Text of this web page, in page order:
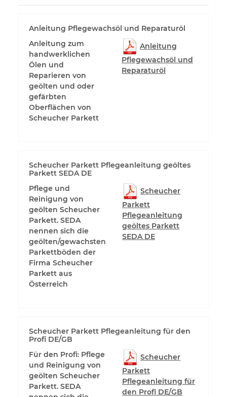
Anleitung Pflegewachsöl und Reparaturöl
Anleitung zum
handwerklichen
Ölen und
Reparieren von
geölten und oder
gefärbten
Oberflächen von
Scheucher Parkett
Anleitung
Pflegewachsöl und
Reparaturöl
Scheucher Parkett Pflegeanleitung geöltes
Parkett SEDA DE
Pflege und
Reinigung von
geölten Scheucher
Parkett. SEDA
nennen sich die
geölten/gewachsten
Parkettböden der
Firma Scheucher
Parkett aus
Österreich
Scheucher
Parkett
Pflegeanleitung
geöltes Parkett
SEDA DE
Scheucher Parkett Pflegeanleitung für den
Profi DE/GB
Für den Profi: Pflege
und Reinigung von
geölten Scheucher
Parkett. SEDA
Scheucher
Parkett
Pflegeanleitung für
den Profi DE/GB